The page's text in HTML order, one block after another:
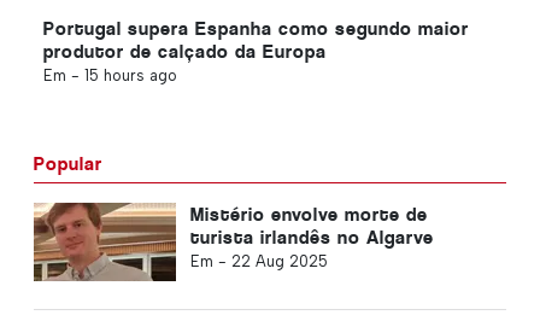
Portugal supera Espanha como segundo maior
produtor de calçado da Europa
Em - 15 hours ago
Popular
Mistério envolve morte de
turista irlandês no Algarve
Em - 22 Aug 2025